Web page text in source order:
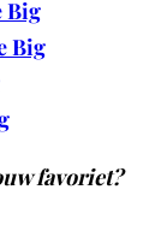
Big
Big
favoriet?